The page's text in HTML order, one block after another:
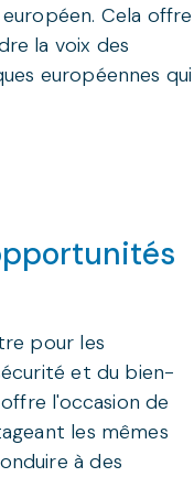
Cela offre
la voix des
européennes qui
pour les
et du bien-
l'occasion de
les mêmes
à des